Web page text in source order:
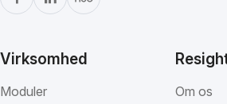
Virksomhed
Moduler
Om os